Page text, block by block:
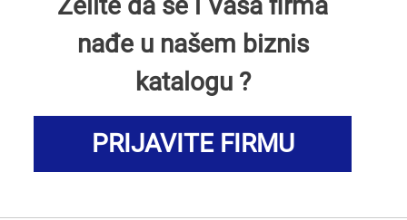
nađe u našem biznis
katalogu ?
PRIJAVITE FIRMU